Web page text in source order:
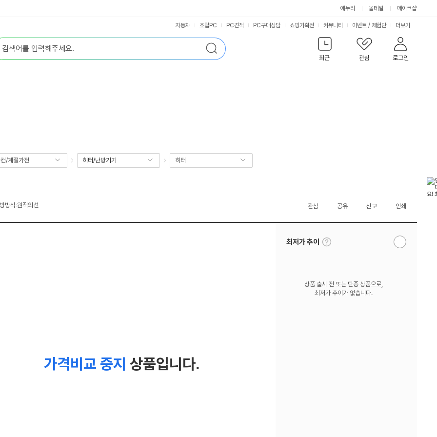
에누리 몰테일 메이크샵
검
색
최근
관심 로그인
자동차 조립PC PC견적 PC구매상담 쇼핑기획전 커뮤니티 이벤트 / 체험단 서
비
스
더보기
/계절가전 히터/난방기기 히터
방식 :원적외선 관심 공유 신고 인쇄
가격비교 중지 상품입니다.
최저가 추이
툴
팁
알
상품 출시 전 또는 단종 상품으로,
최저가 추이가 없습니다.